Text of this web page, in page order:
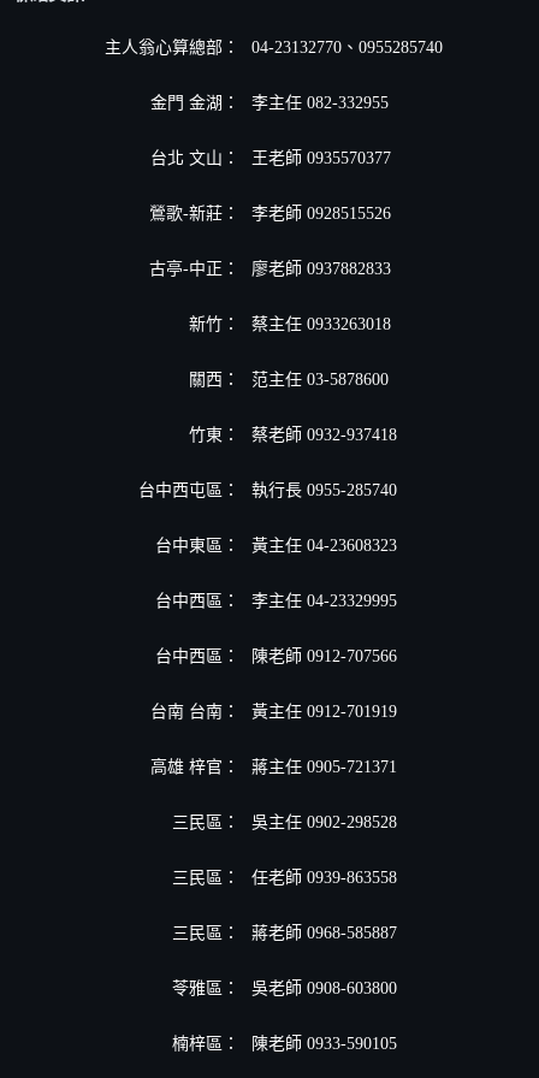
主人翁心算總部： 04-23132770、0955285740
金門 金湖： 李主任 082-332955
台北 文山： 王老師 0935570377
鶯歌-新莊： 李老師 0928515526
古亭-中正： 廖老師 0937882833
新竹： 蔡主任 0933263018
關西： 范主任 03-5878600
竹東： 蔡老師 0932-937418
台中西屯區： 執行長 0955-285740
台中東區： 黃主任 04-23608323
台中西區： 李主任 04-23329995
台中西區： 陳老師 0912-707566
台南 台南： 黃主任 0912-701919
高雄 梓官： 蔣主任 0905-721371
三民區： 吳主任 0902-298528
三民區： 任老師 0939-863558
三民區： 蔣老師 0968-585887
苓雅區： 吳老師 0908-603800
楠梓區： 陳老師 0933-590105